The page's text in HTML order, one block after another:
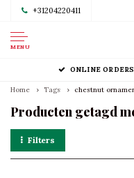
+31204220411
MENU
ONLINE
Home Tags chestnut
Producten getagd
Filters